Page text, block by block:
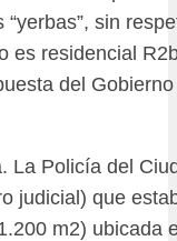
sin
es residencial
del
La Policía del
judicial) que
m2) ubicada